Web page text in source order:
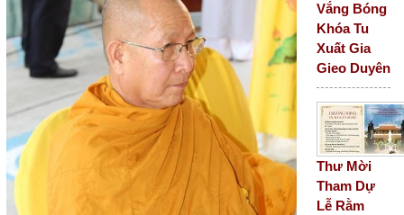
Vắng Bóng
Khóa Tu
Xuất Gia
Gieo Duyên
Thư Mời
Tham Dự
Lễ Rằm